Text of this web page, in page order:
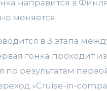
направится в
меняется.
в 3 этапа
гонка проходит
результатам
«Сruise-in-